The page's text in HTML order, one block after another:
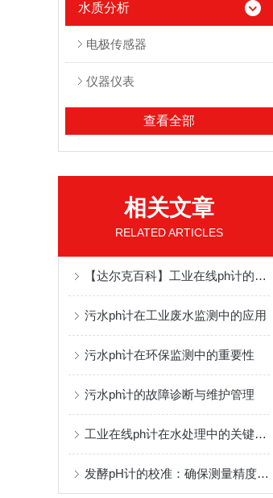
水质分析
电极传感器
仪器仪表
查看全部
相关文章
RELATED ARTICLES
【达尔克百科】工业在线ph计的工作原理及应用领域
污水ph计在工业废水监测中的应用
污水ph计在环保监测中的重要性
污水ph计的故障诊断与维护管理
工业在线ph计在水处理中的关键作用
发酵pH计的校准：确保测量精度的关键